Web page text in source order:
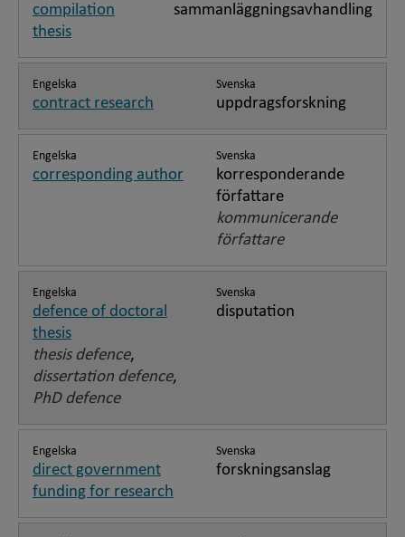
compilation
thesis
sammanläggningsavhandling
Engelska
contract research
Svenska
uppdragsforskning
Engelska
corresponding author
Svenska
korresponderande
författare
kommunicerande
författare
Engelska
defence of doctoral
thesis
thesis defence,
dissertation defence,
PhD defence
Svenska
disputation
Engelska
direct government
funding for research
Svenska
forskningsanslag